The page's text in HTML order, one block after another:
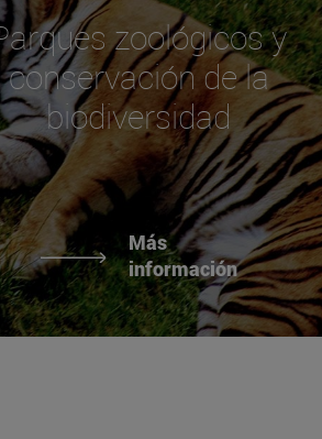
zoológicos y
conservación de la
biodiversidad
Más
información